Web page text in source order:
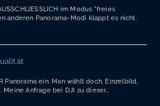
im Modus "freies
anderen Panorama-Modi klappt es nicht.
Panorama ein. Man wählt doch, Einzelbild,
Meine Anfrage bei DJI zu dieser…